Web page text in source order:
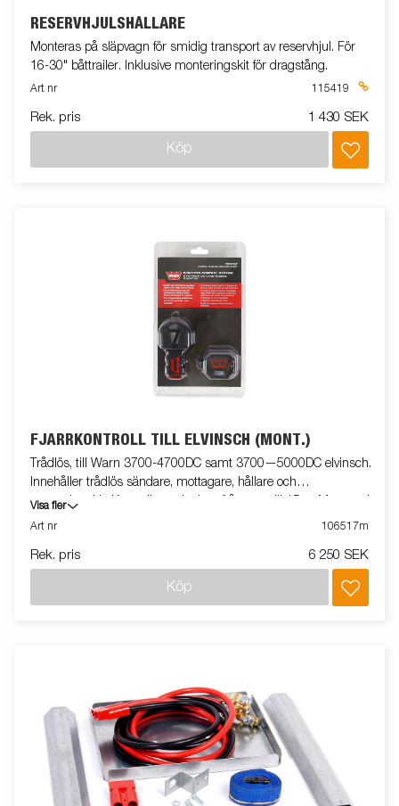
RESERVHJULSHÅLLARE
Monteras på släpvagn för smidig transport av reservhjul. För
16-30" båttrailer. Inklusive monteringskit för dragstång.
Art nr 115419
Rek. pris 1 430 SEK
Köp
FJÄRRKONTROLL TILL ELVINSCH (MONT.)
Trådlös, till Warn 3700-4700DC samt 3700—5000DC elvinsch.
Innehåller trådlös sändare, mottagare, hållare och
monteringskit. Kontrollera winchen från upp till 15m. Monterad
på släpvagn
Visa fler
Art nr
106517m
Rek. pris 6 250 SEK
Köp